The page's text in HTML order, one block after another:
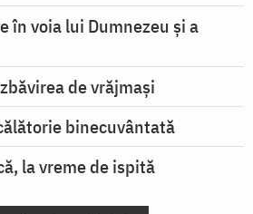
în voia lui Dumnezeu şi a
de vrăjmași
binecuvântată
la vreme de ispită